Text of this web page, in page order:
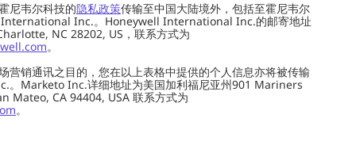
尼韦尔科技的隐私政策传输至中国大陆境外，包括至霍尼韦尔
International Inc.。Honeywell International Inc.的邮寄地址
NC 28202, US，联系方式为
。
营销通讯之目的，您在以上表格中提供的个人信息亦将被传输
。Marketo Inc.详细地址为美国加利福尼亚州901 Mariners
Mateo, CA 94404, USA 联系方式为
。